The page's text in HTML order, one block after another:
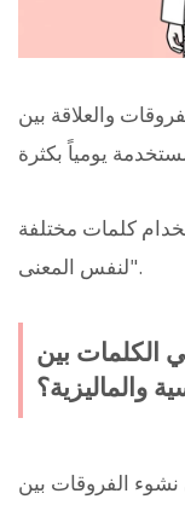
والعلاقة بين
كلمات مختلفة
لنفس المعنى".
الكلمات بين
والماليزية؟
الفروقات بين